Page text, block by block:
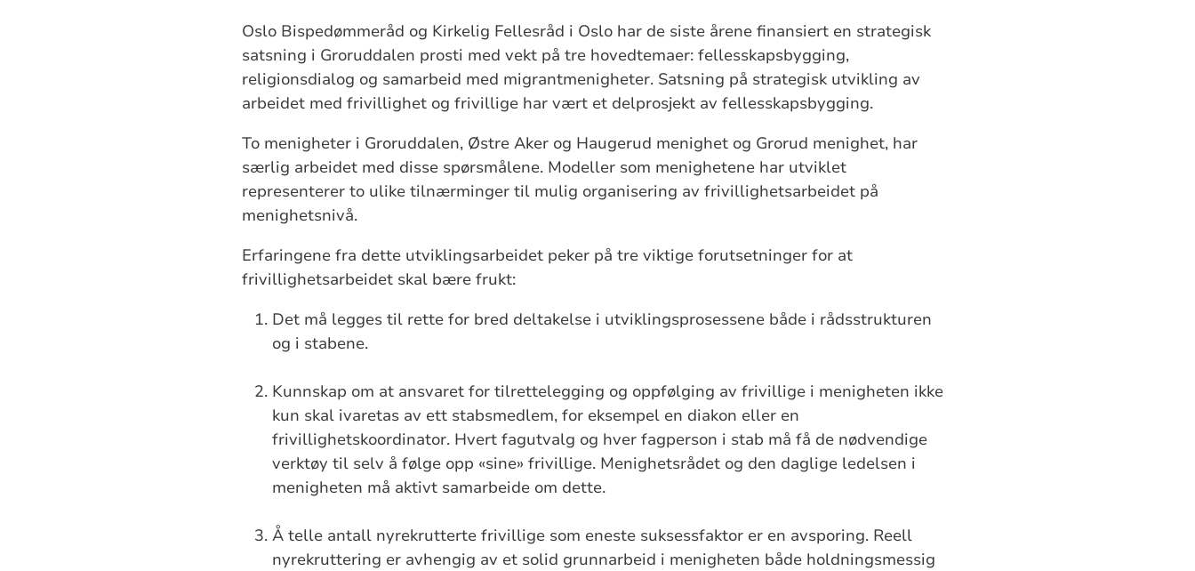
Oslo Bispedømmeråd og Kirkelig Fellesråd i Oslo har de siste årene finansiert en strategisk
satsning i Groruddalen prosti med vekt på tre hovedtemaer: fellesskapsbygging,
religionsdialog og samarbeid med migrantmenigheter. Satsning på strategisk utvikling av
arbeidet med frivillighet og frivillige har vært et delprosjekt av fellesskapsbygging.
To menigheter i Groruddalen, Østre Aker og Haugerud menighet og Grorud menighet, har
særlig arbeidet med disse spørsmålene. Modeller som menighetene har utviklet
representerer to ulike tilnærminger til mulig organisering av frivillighetsarbeidet på
menighetsnivå.
Erfaringene fra dette utviklingsarbeidet peker på tre viktige forutsetninger for at
frivillighetsarbeidet skal bære frukt:
Det må legges til rette for bred deltakelse i utviklingsprosessene både i rådsstrukturen
og i stabene.
Kunnskap om at ansvaret for tilrettelegging og oppfølging av frivillige i menigheten ikke
kun skal ivaretas av ett stabsmedlem, for eksempel en diakon eller en
frivillighetskoordinator. Hvert fagutvalg og hver fagperson i stab må få de nødvendige
verktøy til selv å følge opp «sine» frivillige. Menighetsrådet og den daglige ledelsen i
menigheten må aktivt samarbeide om dette.
Å telle antall nyrekrutterte frivillige som eneste suksessfaktor er en avsporing. Reell
nyrekruttering er avhengig av et solid grunnarbeid i menigheten både holdningsmessig